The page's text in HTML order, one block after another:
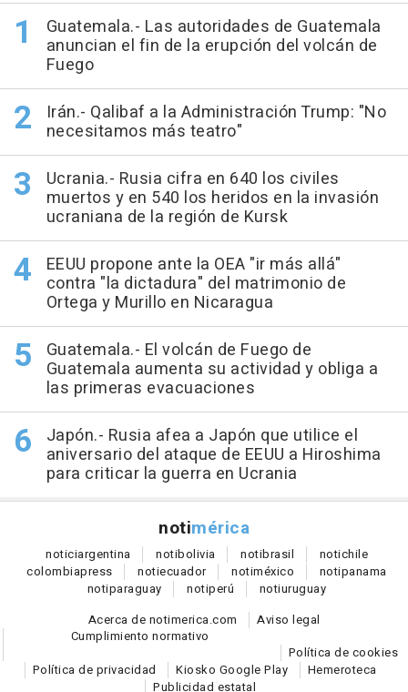
Guatemala.- Las autoridades de Guatemala
anuncian el fin de la erupción del volcán de
Fuego
Irán.- Qalibaf a la Administración Trump: "No
necesitamos más teatro"
Ucrania.- Rusia cifra en 640 los civiles
muertos y en 540 los heridos en la invasión
ucraniana de la región de Kursk
EEUU propone ante la OEA "ir más allá"
contra "la dictadura" del matrimonio de
Ortega y Murillo en Nicaragua
Guatemala.- El volcán de Fuego de
Guatemala aumenta su actividad y obliga a
las primeras evacuaciones
Japón.- Rusia afea a Japón que utilice el
aniversario del ataque de EEUU a Hiroshima
para criticar la guerra en Ucrania
notimérica
noticiargentina notibolivia notibrasil notichile
colombiapress notiecuador notiméxico notipanama
notiparaguay notiperú notiuruguay
Acerca de notimerica.com
Aviso legal
Cumplimiento normativo
Política de cookies
Política de privacidad
Kiosko Google Play
Hemeroteca
Publicidad estatal